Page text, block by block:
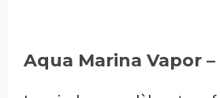
Aqua Marina Vapor